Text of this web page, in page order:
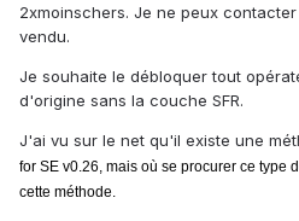
2xmoinschers. Je ne peux
vendu.
Je souhaite le débloquer tout
d'origine sans la couche SFR.
J'ai vu sur le net qu'il existe une
for SE v0.26, mais où se procurer ce type
cette méthode.